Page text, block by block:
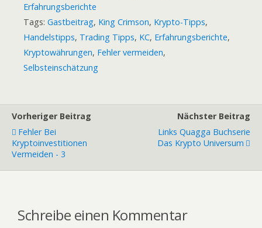
Erfahrungsberichte
Tags: Gastbeitrag, King Crimson, Krypto-Tipps,
Handelstipps, Trading Tipps, KC, Erfahrungsberichte,
Kryptowährungen, Fehler vermeiden,
Selbsteinschätzung
Vorheriger Beitrag
Fehler Bei
Kryptoinvestitionen
Vermeiden - 3
Nächster Beitrag
Links Quagga Buchserie
Das Krypto Universum
Schreibe einen Kommentar